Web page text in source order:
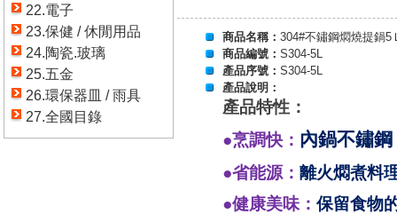
22.電子
23.保健 / 休閒用品
24.陶瓷.玻璃
25.五金
26.環保器皿 / 雨具
27.全國目錄
商品名稱： 304#不鏽鋼燜燒提鍋5
商品編號： S304-5L
產品序號： S304-5L
產品說明：
產品特性：
●烹調快： 內鍋不鏽鋼
●省能源： 離火燜煮料
●健康美味： 保留食物